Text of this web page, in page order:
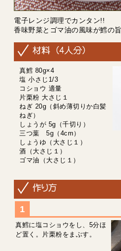
電子レンジ調理でカンタン!!
香味野菜とゴマ油の風味が鱈の
真鱈 80g×4
塩 小さじ1/3
コショウ 適量
片栗粉 大さじ１
ねぎ 20g（斜め薄切りか白髪
ねぎ）
しょうが 5g（千切り）
三つ葉 5g（4cm）
しょうゆ（大さじ１）
酒（大さじ１）
ゴマ油（大さじ１）
真鱈に塩コショウをし、5分ほ
ど置く。片栗粉をまぶす。